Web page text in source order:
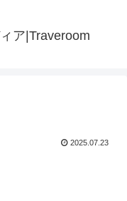
ア|Traveroom
2025.07.23